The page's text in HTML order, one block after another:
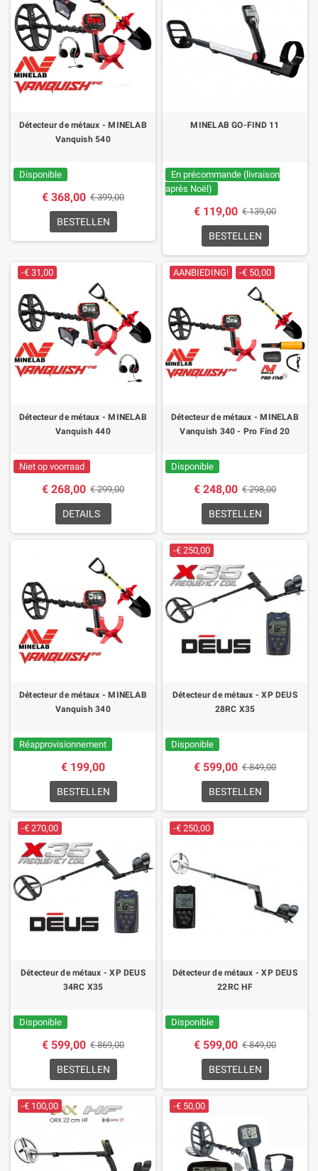
Détecteur de métaux - MINELAB
Vanquish 540
Disponible
€ 368,00 € 399,00
BESTELLEN
MINELAB GO-FIND 11
En précommande (livraison
après Noël)
€ 119,00 € 139,00
BESTELLEN
-€ 31,00
Détecteur de métaux - MINELAB
Vanquish 440
Niet op voorraad
€ 268,00 € 299,00
DETAILS
AANBIEDING! -€ 50,00
Détecteur de métaux - MINELAB
Vanquish 340 - Pro Find 20
Disponible
€ 248,00 € 298,00
BESTELLEN
Détecteur de métaux - MINELAB
Vanquish 340
Réapprovisionnement
€ 199,00
BESTELLEN
-€ 250,00
Détecteur de métaux - XP DEUS
28RC X35
Disponible
€ 599,00 € 849,00
BESTELLEN
-€ 270,00
Détecteur de métaux - XP DEUS
34RC X35
Disponible
€ 599,00 € 869,00
BESTELLEN
-€ 250,00
Détecteur de métaux - XP DEUS
22RC HF
Disponible
€ 599,00 € 849,00
BESTELLEN
-€ 100,00 -€ 50,00